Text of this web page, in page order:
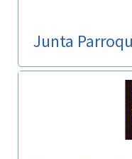
Junta